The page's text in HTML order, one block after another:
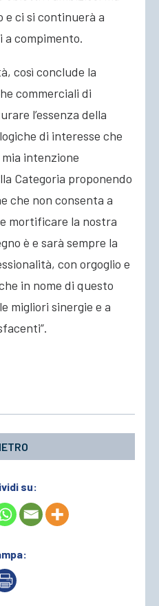
e ci si continuerà a
compimento.
così conclude la
commerciali di
l’essenza della
di interesse che
intenzione
Categoria proponendo
che non consenta a
mortificare la nostra
è e sarà sempre la
con orgoglio e
in nome di questo
migliori sinergie e a
su: